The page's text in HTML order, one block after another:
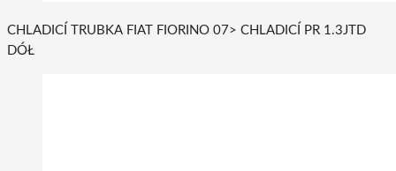
CHLADICÍ TRUBKA FIAT FIORINO 07> CHLADICÍ PR 1.3JTD
DÓŁ